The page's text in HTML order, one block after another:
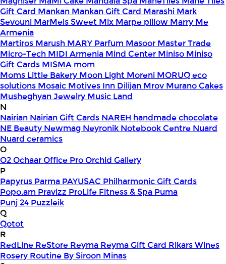
Gift Card Mankan Mankan Gift Card Marashi Mark
Sevouni MarMels Sweet Mix Marpe pillow Marry Me
Armenia
Martiros Marush MARY Parfum Masoor Master Trade
Micro-Tech MIDI Armenia Mind Center Miniso Miniso
Gift Cards MISMA mom
Moms Little Bakery Moon Light Moreni MORUQ eco
solutions Mosaic Motives Inn Dilijan Mrov Murano Cakes
Musheghyan Jewelry Music Land
N
Nairian Nairian Gift Cards NAREH handmade chocolate
NE Beauty Newmag Neyronik Notebook Centre Nuard
Nuard ceramics
O
O2OchaarOffice ProOrchid Gallery
P
Papyrus Parma PAYUSAC Philharmonic Gift Cards
Popo.am Pravizz ProLife Fitness & Spa Puma
Punj 24 Puzzleik
Q
Qotot
R
RedLine ReStore Reyma Reyma Gift Card Rikars Wines
Rosery Routine By Siroon Minas